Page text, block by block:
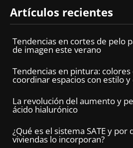
Artículos recientes
Tendencias en cortes de pelo
de imagen este verano
Tendencias en pintura: colores
coordinar espacios con estilo
La revolución del aumento y
ácido hialurónico
¿Qué es el sistema SATE y por
viviendas lo incorporan?